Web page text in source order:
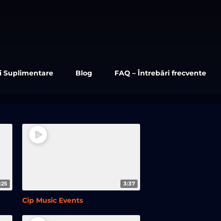
Suplimentare Blog FAQ – Întrebări frecvente
3:37
Cip Music Events